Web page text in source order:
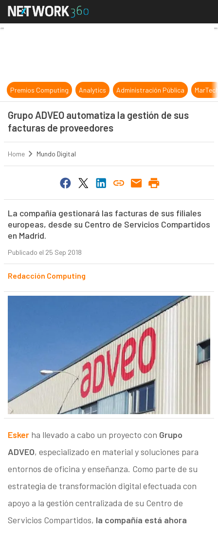
Grupo ADVEO automatiza la
Premios Computing Analytics Administración Pública
Grupo ADVEO automatiza la gestión de sus
facturas de proveedores
Home Mundo Digital
La compañía gestionará las facturas de sus filiales
europeas, desde su Centro de Servicios Compartidos
en Madrid.
Publicado el 25 Sep 2018
Redacción Computing
Eskerha llevado a cabo un proyecto con Grupo
ADVEO, especializado en material y soluciones para
entornos de oficina y enseñanza. Como parte de su
estrategia de transformación digital efectuada con
apoyo a la gestión centralizada de su Centro de
Servicios Compartidos, la compañía está ahora